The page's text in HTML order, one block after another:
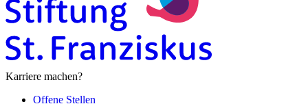
Karriere machen?
Offene Stellen